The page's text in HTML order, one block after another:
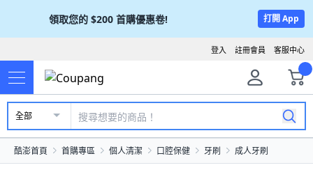
領取您的 $200 首購優惠卷! 打開 App
客服中心
註冊會員
登入
全部
酷澎首頁 首購專區 個人清潔 口腔保健 牙刷 成人牙刷